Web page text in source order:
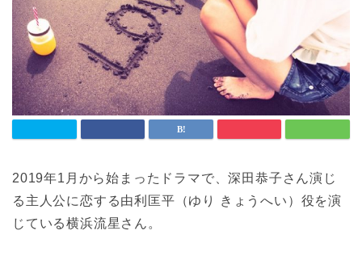
2019年1月から始まったドラマで、深田恭子さん演じ
る主人公に恋する由利匡平（ゆり きょうへい）役を演
じている横浜流星さん。